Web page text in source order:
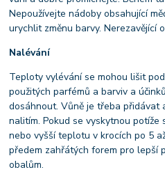
Nepoužívejte nádoby obsahující
urychlit změnu barvy. Nerezavějící
Nalévání
Teploty vylévání se mohou lišit
použitých parfémů a barviv a
dosáhnout. Vůně je třeba přidávat
nalitím. Pokud se vyskytnou
nebo vyšší teplotu v krocích po 5
předem zahřátých forem pro lepší
obalům.